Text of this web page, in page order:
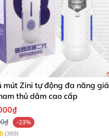
mút Zini tự động đa năng giá
thủ dâm cao cấp
-23%
(369)